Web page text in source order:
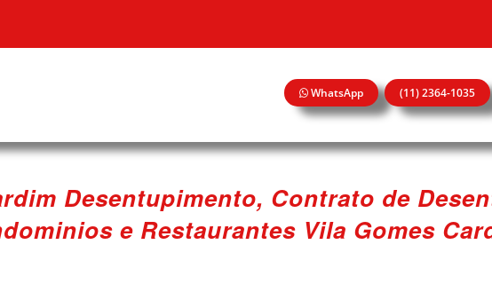
WhatsApp (11) 2364-1035
Desentupimento, Contrato de
e Restaurantes Vila Gomes